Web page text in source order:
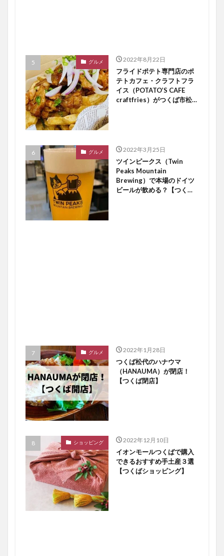
グルメ 2022年8月22日
フライドポテト専門店のポ
テトカフェ・クラフトフラ
イス（POTATO’S CAFE
craftfries）がつくば市松代
グルメ 2022年3月25日
ツインピークス（Twin
Peaks Mountain
Brewing）で本場のドイツ
ビールが飲める？【つくば
グルメ 2022年1月28日
つくば松代のハナウマ
（HANAUMA）が閉店！
【つくば閉店】
ショッピング 2022年12月10日
イオンモールつくばで購入
できるおすすめ手土産３選
【つくばショッピング】